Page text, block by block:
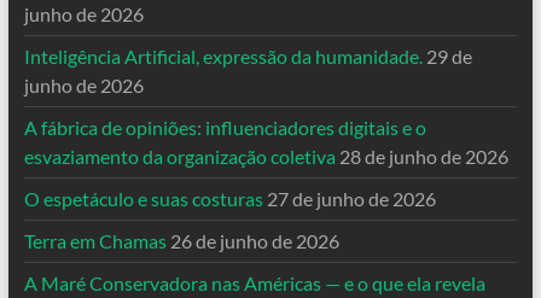
junho de 2026
Inteligência Artificial, expressão da humanidade. 29 de
junho de 2026
A fábrica de opiniões: influenciadores digitais e o
esvaziamento da organização coletiva 28 de junho de 2026
O espetáculo e suas costuras 27 de junho de 2026
Terra em Chamas 26 de junho de 2026
A Maré Conservadora nas Américas — e o que ela revela